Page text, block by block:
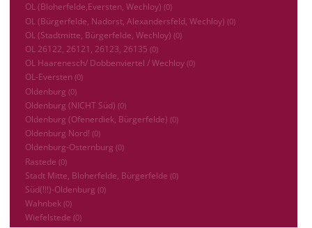
OL (Bloherfelde,Eversten, Wechloy) (0)
OL (Bürgerfelde, Nadorst, Alexandersfeld, Wechloy) (0)
OL (Stadtmitte, Bürgerfelde, Wechloy) (0)
OL 26122, 26121, 26123, 26135 (0)
OL Haarenesch/ Dobbenviertel / Wechloy (0)
OL-Eversten (0)
Oldenburg (0)
Oldenburg (NICHT Süd) (0)
Oldenburg (Ofenerdiek, Bürgerfelde) (0)
Oldenburg Nord! (0)
Oldenburg-Osternburg (0)
Rastede (0)
Stadt Mitte, Bloherfelde, Bürgerfelde (0)
Süd(!!!)-Oldenburg (0)
Wahnbek (0)
Wiefelstede (0)